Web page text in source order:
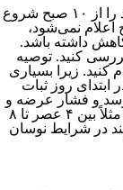
عمده­‌ی واحدهای صنفی طلا فروشی فعالیت خود را از ۱۰ صبح شروع
قیمت طلا قبل از ساعت ۱۱ صبح اعلام نمی‌شود،
داشته باشد.
کنید. توصیه
کنید. زیرا بسیاری
ابتدای روز ثبات
و فشار عرضه و
تقاضا فروکش می‌کند. بدین ترتیب ساعات پایانی مثلاً بین ۴ عصر تا ۸
در شرایط نوسان